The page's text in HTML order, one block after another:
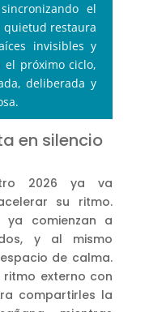
el
quietud restaura
invisibles y
el próximo ciclo,
deliberada y
en silencio
2026 ya va
su ritmo.
ya comienzan a
y al mismo
de calma.
externo con
compartirles la